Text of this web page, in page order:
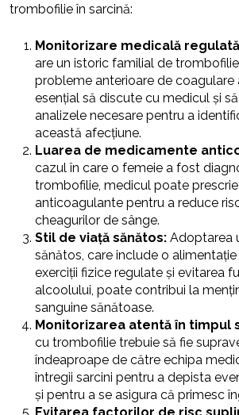
trombofilie în sarcină:
Monitorizare medicală
are un istoric familial de
probleme anterioare de coagulare
esențial să discute cu medicul și
analizele necesare pentru a
această afecțiune.
Luarea de medicamente
cazul în care o femeie a fost
trombofilie, medicul poate
anticoagulante pentru a reduce
cheagurilor de sânge.
Stil de viață sănătos: Adoptarea
sănătos, care include o alimentație
exerciții fizice regulate și evitarea
alcoolului, poate contribui la
sanguine sănătoase.
Monitorizarea atentă în timpul
cu trombofilie trebuie să fie
îndeaproape de către echipa
întregii sarcini pentru a depista
și pentru a se asigura că primesc
Evitarea factorilor de risc